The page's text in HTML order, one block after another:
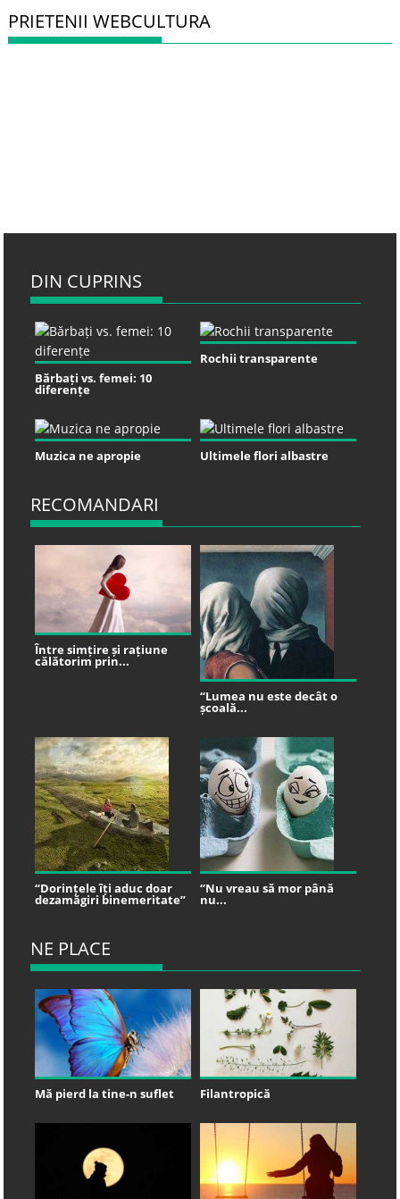
PRIETENII WEBCULTURA
DIN CUPRINS
Bărbați vs. femei: 10
diferențe
Rochii transparente
Muzica ne apropie Ultimele flori albastre
RECOMANDARI
Între simțire și rațiune
călătorim prin...
“Lumea nu este decât o
școală...
“Dorințele îți aduc doar
dezamăgiri binemeritate”
“Nu vreau să mor până
nu...
NE PLACE
Mă pierd la tine-n suflet Filantropică